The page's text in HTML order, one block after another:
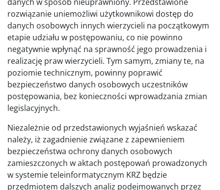
rozwiązanie uniemożliwi użytkownikowi dostęp do
danych osobowych innych wierzycieli na początkowym
etapie udziału w postępowaniu, co nie powinno
negatywnie wpłynąć na sprawność jego prowadzenia i
realizację praw wierzycieli. Tym samym, zmiany te, na
poziomie technicznym, powinny poprawić
bezpieczeństwo danych osobowych uczestników
postępowania, bez konieczności wprowadzania zmian
legislacyjnych.
Niezależnie od przedstawionych wyjaśnień wskazać
należy, iż zagadnienie związane z zapewnieniem
bezpieczeństwa ochrony danych osobowych
zamieszczonych w aktach postępowań prowadzonych
w systemie teleinformatycznym KRZ będzie
przedmiotem dalszych analiz podejmowanych przez